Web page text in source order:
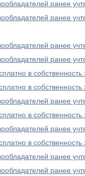
ранее
ранее
ранее
ранее
в собственность
в собственность
ранее
в собственность
ранее
в собственность
ранее
ранее